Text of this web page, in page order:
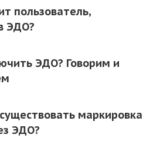
пользователь,
ЭДО?
ЭДО? Говорим и
маркировка
ЭДО?